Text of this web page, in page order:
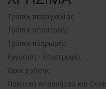
Τρόποι παραγγελίας
Τρόποι αποστολής
Τρόποι πληρωμής
Εγγυήση - Επιστροφές
Όροι χρήσης
Πολιτική Απορρήτου και